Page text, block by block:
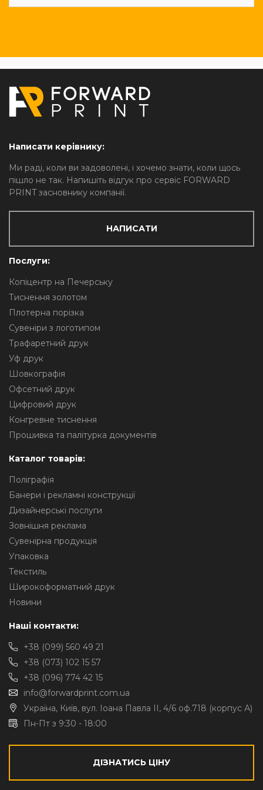
Написати керівнику:
Ми раді, коли ви задоволені, і хочемо знати, коли щось
пішло не так. Напишіть відгук про сервіс FORWARD
PRINT засновнику компанії.
НАПИСАТИ
Послуги:
Копіцентр на Печерську
Тиснення золотом
Плотерна порізка
Сувеніри з логотипом
Трафаретний друк
Уф друк
Шовкографія
Офсетний друк
Цифровий друк
Конгревне тиснення
Прошивка та палітурка документів
Каталог товарів:
Поліграфія
Банери і рекламні конструкції
Дизайнерські послуги
Зовнішня реклама
Сувенірна продукція
Упаковка
Текстиль
Широкоформатний друк
Новини
Наші контакти:
+38 (099) 560 49 21
+38 (073) 102 15 57
+38 (096) 774 42 15
info@forwardprint.com.ua
Україна, Київ, вул. Іоана Павла II, 4/6 оф.718 (корпус А)
Пн-Пт з 9:30 - 18:00
ДІЗНАТИСЬ ЦІНУ